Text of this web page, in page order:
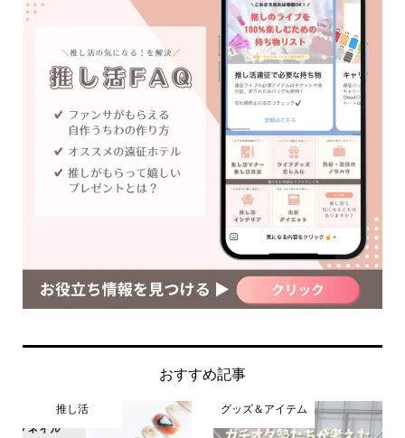
おすすめ記事
推し活 グッズ＆アイテム